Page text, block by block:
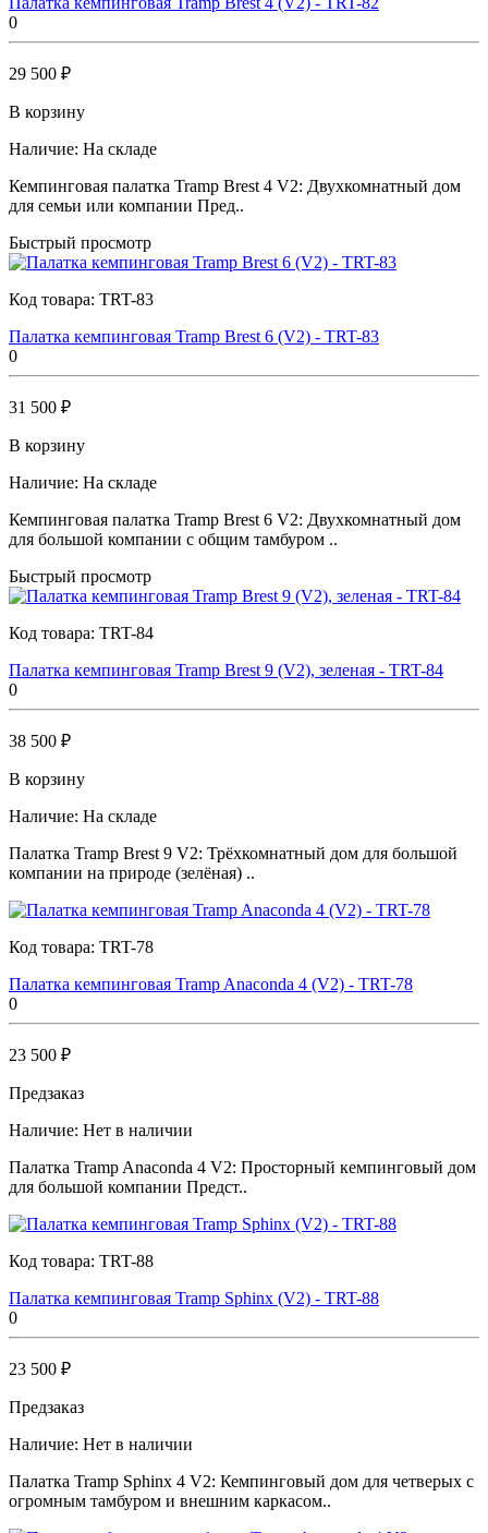
0
29 500 ₽
В корзину
Наличие: На складе
Кемпинговая палатка Tramp Brest 4 V2: Двухкомнатный дом
для семьи или компании Пред..
Быстрый просмотр
Код товара: TRT-83
Палатка кемпинговая Tramp Brest 6 (V2) - TRT-83
0
31 500 ₽
В корзину
Наличие: На складе
Кемпинговая палатка Tramp Brest 6 V2: Двухкомнатный дом
для большой компании с общим тамбуром ..
Быстрый просмотр
Код товара: TRT-84
Палатка кемпинговая Tramp Brest 9 (V2), зеленая - TRT-84
0
38 500 ₽
В корзину
Наличие: На складе
Палатка Tramp Brest 9 V2: Трёхкомнатный дом для большой
компании на природе (зелёная) ..
Код товара: TRT-78
Палатка кемпинговая Tramp Anaconda 4 (V2) - TRT-78
0
23 500 ₽
Предзаказ
Наличие: Нет в наличии
Палатка Tramp Anaconda 4 V2: Просторный кемпинговый дом
для большой компании Предст..
Код товара: TRT-88
Палатка кемпинговая Tramp Sphinx (V2) - TRT-88
0
23 500 ₽
Предзаказ
Наличие: Нет в наличии
Палатка Tramp Sphinx 4 V2: Кемпинговый дом для четверых с
огромным тамбуром и внешним каркасом..